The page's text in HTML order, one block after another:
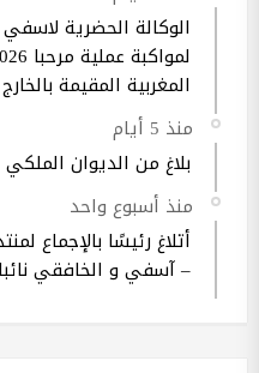
الوكالة الحضرية
المغربية المقيمة بالخارج
منذ 5 أيام
بلاغ من الديوان الملكي
منذ أسبوع واحد
أتلاغ رئيسًا بالإجماع
– آسفي و الخافقي